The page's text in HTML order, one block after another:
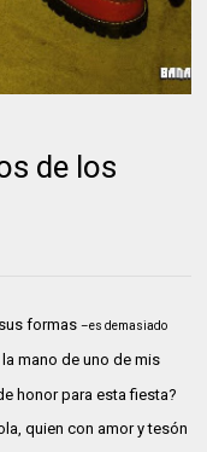
de los
formas–es demasiado
mano de uno de mis
honor para esta fiesta?
quien con amor y tesón